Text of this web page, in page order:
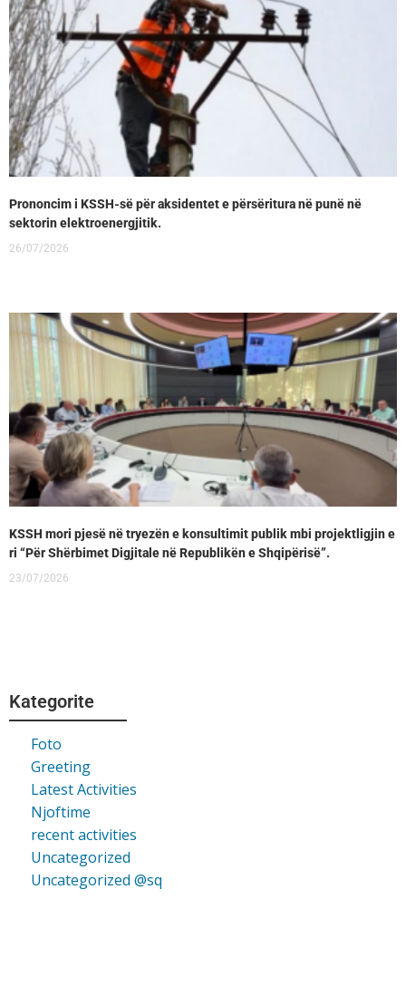
Prononcim i KSSH-së për aksidentet e përsëritura në punë në
sektorin elektroenergjitik.
26/07/2026
KSSH mori pjesë në tryezën e konsultimit publik mbi projektligjin e
ri “Për Shërbimet Digjitale në Republikën e Shqipërisë”.
23/07/2026
Kategorite
Foto
Greeting
Latest Activities
Njoftime
recent activities
Uncategorized
Uncategorized @sq